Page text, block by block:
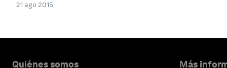
21 ago 2015
Quiénes somos Más